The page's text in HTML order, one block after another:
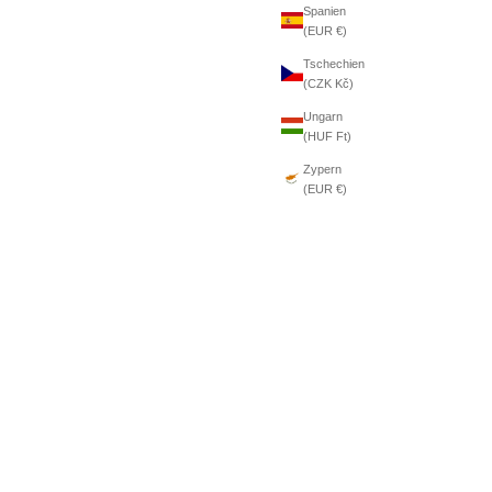
Spanien
(EUR €)
Tschechien
(CZK Kč)
Ungarn
(HUF Ft)
Zypern
(EUR €)